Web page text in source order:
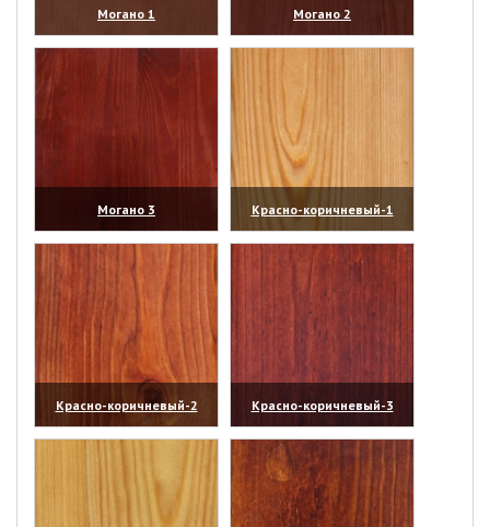
Могано 1
(увеличить)
Могано 2
(увеличить)
Могано 3
(увеличить)
Красно-коричневый-1
(увеличить)
Красно-коричневый-2
(увеличить)
Красно-коричневый-3
(увеличить)